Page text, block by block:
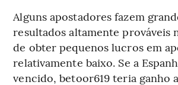
Alguns apostadores fazem
resultados altamente prováveis
de obter pequenos lucros em
relativamente baixo. Se a
vencido, betoor619 teria ganho